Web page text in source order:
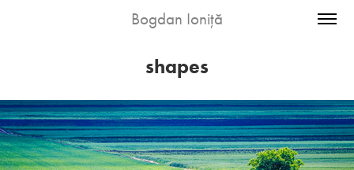
Bogdan Ioniță
shapes